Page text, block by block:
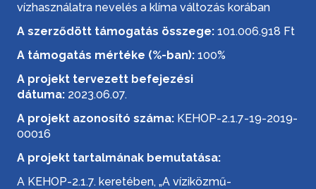
vízhasználatra nevelés a klíma változás korában
A szerződött támogatás összege: 101.006.918 Ft
A támogatás mértéke (%-ban): 100%
A projekt tervezett befejezési
dátuma: 2023.06.07.
A projekt azonosító száma: KEHOP-2.1.7-19-2019-
00016
A projekt tartalmának bemutatása:
A KEHOP-2.1.7. keretében, „A víziközmű-